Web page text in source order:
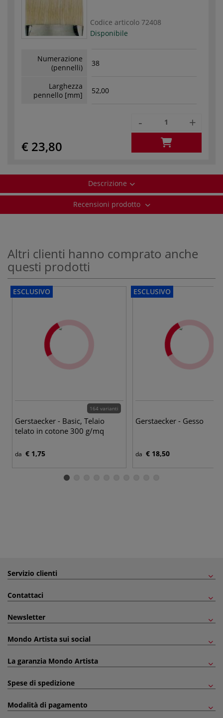
Codice articolo 72408
Disponibile
Numerazione
(pennelli)
38
Larghezza
pennello [mm]
52,00
€ 23,80
- +
Descrizione
Recensioni prodotto
Altri clienti hanno comprato anche
questi prodotti
ESCLUSIVO
164 varianti
Gerstaecker - Basic, Telaio
telato in cotone 300 g/mq
da € 1,75
ESCLUSIVO
Gerstaecker - Gesso
da € 18,50
Servizio clienti
Contattaci
Newsletter
Mondo Artista sui social
La garanzia Mondo Artista
Spese di spedizione
Modalità di pagamento